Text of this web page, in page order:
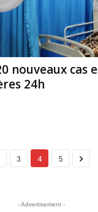
nouveaux cas
24h
3 4 5
- Advertisement -